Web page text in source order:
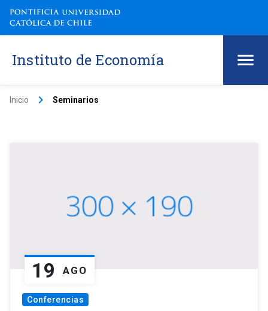
Instituto de Economía
Inicio keyboard_arrow_right Seminarios
19 AGO
Conferencias